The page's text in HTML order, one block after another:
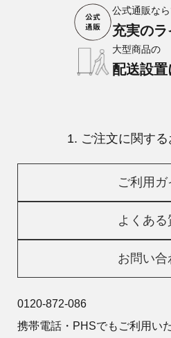
公式通販な
充実の
大型商品の
配送設
1. ご注文に関す
ご利用ガ
よくある
お問い合
0120-872-086
携帯電話・PHSでもご利用い